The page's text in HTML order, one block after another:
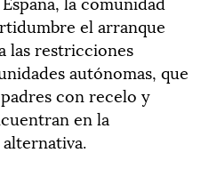
el arranque
las restricciones
autónomas, que
con recelo y
en la